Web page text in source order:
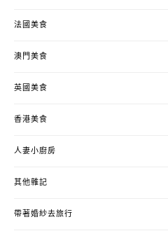
法國美食
澳門美食
英國美食
香港美食
人妻小廚房
其他雜記
帶著婚紗去旅行